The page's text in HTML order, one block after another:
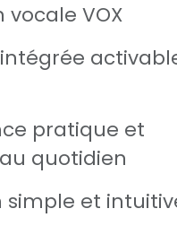
VOX
pratique et
quotidien
simple et